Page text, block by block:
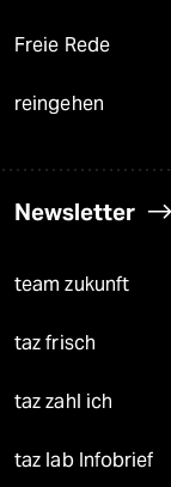
Freie Rede
reingehen
Newsletter
team zukunft
taz frisch
taz zahl ich
taz lab Infobrief